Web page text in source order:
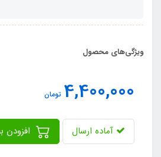
ویژگی‌های محصول
4,400,000 تومان
آماده ارسال